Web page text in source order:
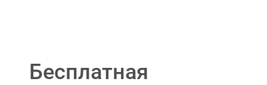
Бесплатная